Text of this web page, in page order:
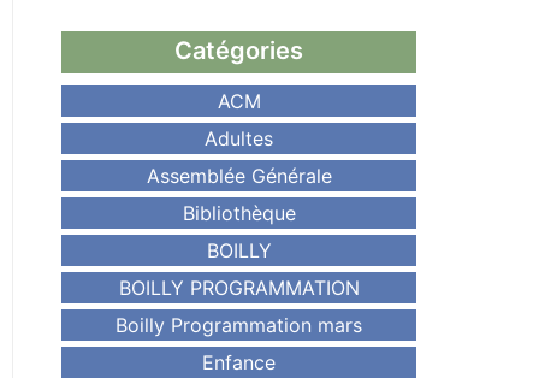
Catégories
ACM
Adultes
Assemblée Générale
Bibliothèque
BOILLY
BOILLY PROGRAMMATION
Boilly Programmation mars
Enfance